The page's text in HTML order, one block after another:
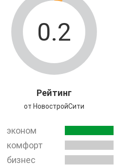
микрорайонов города
три многоэтажки.
«Плещеево» 17 этажей.
общая площадь жилья (и это
Дома не останутся
близости появятся объекты
необходимые для
проживающих в районе
0.2
Рейтинг
от НовостройСити
эконом
комфорт
бизнес